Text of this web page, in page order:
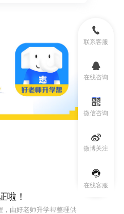
联系客服
在线咨询
微信咨询
微博关注
在线客服
啦！
，由好老师升学帮整理供